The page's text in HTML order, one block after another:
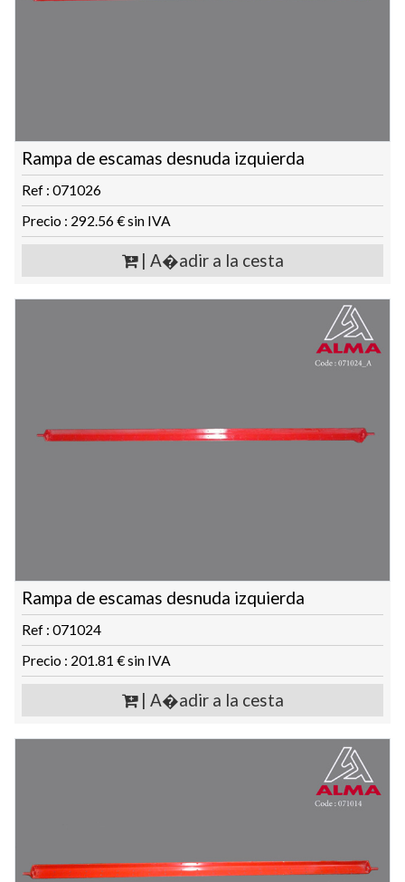
Rampa de escamas desnuda izquierda
Ref : 071026
Precio : 292.56 € sin IVA
| A�adir a la cesta
Rampa de escamas desnuda izquierda
Ref : 071024
Precio : 201.81 € sin IVA
| A�adir a la cesta